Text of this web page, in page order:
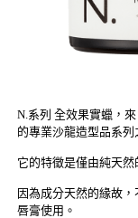
N.系列 全效果實蠟，
的專業沙龍造型品系列
它的特徵是僅由純天然
因為成分天然的緣故
唇膏使用。